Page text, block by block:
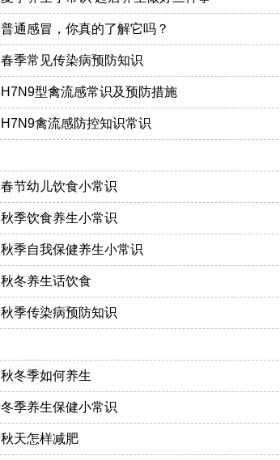
普通感冒，你真的了解它吗？
春季常见传染病预防知识
H7N9型禽流感常识及预防措施
H7N9禽流感防控知识常识
春节幼儿饮食小常识
秋季饮食养生小常识
秋季自我保健养生小常识
秋冬养生话饮食
秋季传染病预防知识
秋冬季如何养生
冬季养生保健小常识
秋天怎样减肥